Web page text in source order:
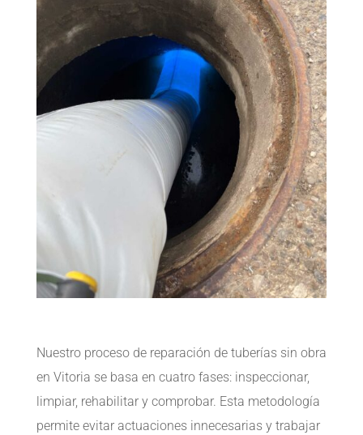
Nuestro proceso de reparación de tuberías sin obra
en Vitoria se basa en cuatro fases: inspeccionar,
limpiar, rehabilitar y comprobar. Esta metodología
permite evitar actuaciones innecesarias y trabajar